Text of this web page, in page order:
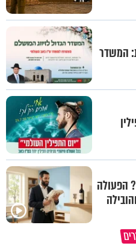
המשדר
מה הסיכוי להתחתן בגיל 37? הפעולה